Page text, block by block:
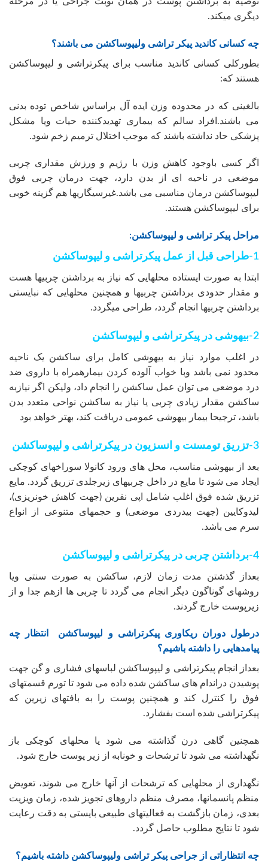
دیگری میکند.
چه کسانی کاندید پیکر تراشی ولیپوساکشن می باشند؟
بطورکلی کسانی کاندید مناسب برای پیکرتراشی و لیپوساکشن
هستند که:
بالغینی که در محدوده وزن ایده آل براساس شاخص توده بدنی
می باشند.افراد سالم که بیماری تهدیدکننده حیات ویا مشکل
پزشکی حاد نداشته باشند که موجب اختلال ترمیم زخم شود.
اگر کسی باوجود کاهش وزن با رژیم و ورزش مقداری چربی
موضعی در ناحیه ای از بدن دارد، جهت درمان چربی فوق
لیپوساکشن درمان مناسبی می باشد.غیرسیگاریها هم گزینه خوبی
برای لیپوساکشن هستند.
مراحل پیکر تراشی و لیپوساکشن:
1-طراحی قبل از عمل پیکرتراشی و لیپوساکشن
ابتدا به صورت ایستاده محلهایی که نیاز به برداشتن چربیها هست
و مقدار حدودی برداشتن چربیها و همچنین محلهایی که نبایستی
برداشتن چربیها انجام گردد، طراحی میگردد.
2-بیهوشی در پیکرتراشی و لیپوساکشن
در اغلب موارد نیاز به بیهوشی کامل برای ساکشن یک ناحیه
محدود نمی باشد وبا خواب آلوده کردن بیمارهمراه با داروی ضد
درد موضعی می توان عمل ساکشن را انجام داد، ولیکن اگر نیازبه
ساکشن مقدار زیادی چربی یا نیاز به ساکشن نواحی متعدد بدن
باشد، ترجیحا بیمار بیهوشی عمومی دریافت کند، بهتر خواهد بود
3-تزریق تومسنت و انسزیون در پیکرتراشی و لیپوساکشن
بعد از بیهوشی مناسب، محل های ورود کانولا سوراخهای کوچکی
ایجاد می شود تا مایع در داخل چربیهای زیرجلدی تزریق گردد. مایع
تزریق شده فوق اغلب شامل اپی نفرین (جهت کاهش خونریزی)،
لیدوکایین (جهت بیدردی موضعی) و حجمهای متنوعی از انواع
سرم می باشد.
4-برداشتن چربی در پیکرتراشی و لیپوساکشن
بعداز گذشتن مدت زمان لازم، ساکشن به صورت سنتی ویا
روشهای گوناگون دیگر انجام می گردد تا چربی ها ازهم جدا و از
زیرپوست خارج گردند.
درطول دوران ریکاوری پیکرتراشی و لیپوساکشن انتظار چه
پیامدهایی را داشته باشیم؟
بعداز انجام پیکرتراشی و لیپوساکشن لباسهای فشاری و گن جهت
پوشیدن دراندام های ساکشن شده داده می شود تا تورم قسمتهای
فوق را کنترل کند و همچنین پوست را به بافتهای زیرین که
پیکرتراشی شده است بفشارد.
همچنین گاهی درن گذاشته می شود یا محلهای کوچکی باز
نگهداشته می شود تا ترشحات و خونابه از زیر پوست خارج شود.
نگهداری از محلهایی که ترشحات از آنها خارج می شوند، تعویض
منظم پانسمانها، مصرف منظم داروهای تجویز شده، زمان ویزیت
بعدی، زمان بازگشت به فعالیتهای طبیعی بایستی به دقت رعایت
شود تا نتایج مطلوب حاصل گردد.
چه انتظاراتی از جراحی پیکر تراشی ولیپوساکشن داشته باشیم؟